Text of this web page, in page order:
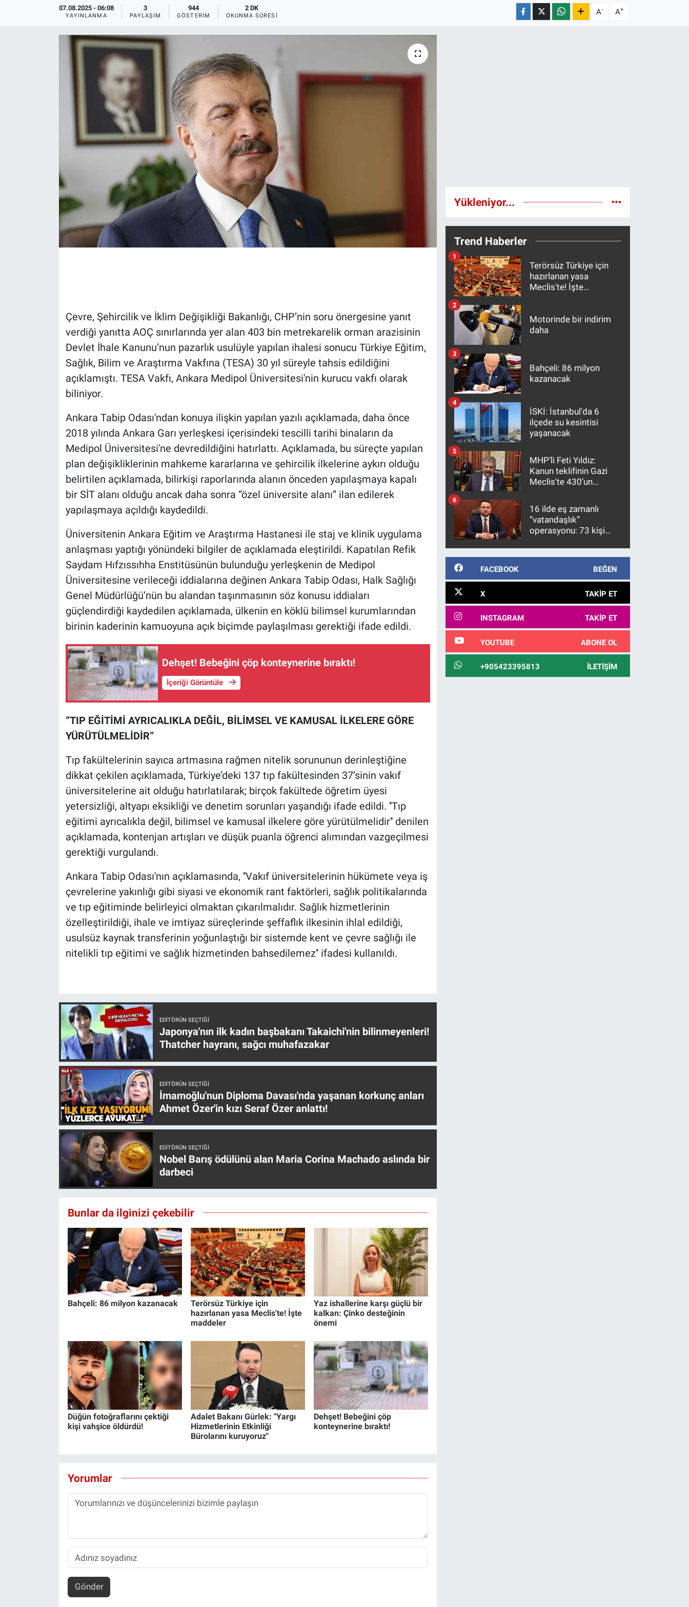
07.08.2025 - 06:08
YAYINLANMA
3
PAYLAŞIM
944
GÖSTERIM
2 DK
OKUNMA SÜRESI A- A+
Çevre, Şehircilik ve İklim Değişikliği Bakanlığı, CHP’nin soru önergesine yanıt
verdiği yanıtta AOÇ sınırlarında yer alan 403 bin metrekarelik orman arazisinin
Devlet İhale Kanunu’nun pazarlık usulüyle yapılan ihalesi sonucu Türkiye Eğitim,
Sağlık, Bilim ve Araştırma Vakfına (TESA) 30 yıl süreyle tahsis edildiğini
açıklamıştı. TESA Vakfı, Ankara Medipol Üniversitesi'nin kurucu vakfı olarak
biliniyor.
Ankara Tabip Odası'ndan konuya ilişkin yapılan yazılı açıklamada, daha önce
2018 yılında Ankara Garı yerleşkesi içerisindeki tescilli tarihi binaların da
Medipol Üniversitesi'ne devredildiğini hatırlattı. Açıklamada, bu süreçte yapılan
plan değişikliklerinin mahkeme kararlarına ve şehircilik ilkelerine aykırı olduğu
belirtilen açıklamada, bilirkişi raporlarında alanın önceden yapılaşmaya kapalı
bir SİT alanı olduğu ancak daha sonra “özel üniversite alanı” ilan edilerek
yapılaşmaya açıldığı kaydedildi.
Üniversitenin Ankara Eğitim ve Araştırma Hastanesi ile staj ve klinik uygulama
anlaşması yaptığı yönündeki bilgiler de açıklamada eleştirildi. Kapatılan Refik
Saydam Hıfzıssıhha Enstitüsünün bulunduğu yerleşkenin de Medipol
Üniversitesine verileceği iddialarına değinen Ankara Tabip Odası, Halk Sağlığı
Genel Müdürlüğü’nün bu alandan taşınmasının söz konusu iddiaları
güçlendirdiği kaydedilen açıklamada, ülkenin en köklü bilimsel kurumlarından
birinin kaderinin kamuoyuna açık biçimde paylaşılması gerektiği ifade edildi.
Dehşet! Bebeğini çöp konteynerine bıraktı!
İçeriği Görüntüle
“TIP EĞİTİMİ AYRICALIKLA DEĞİL, BİLİMSEL VE KAMUSAL İLKELERE GÖRE
YÜRÜTÜLMELİDİR”
Tıp fakültelerinin sayıca artmasına rağmen nitelik sorununun derinleştiğine
dikkat çekilen açıklamada, Türkiye’deki 137 tıp fakültesinden 37’sinin vakıf
üniversitelerine ait olduğu hatırlatılarak; birçok fakültede öğretim üyesi
yetersizliği, altyapı eksikliği ve denetim sorunları yaşandığı ifade edildi. ''Tıp
eğitimi ayrıcalıkla değil, bilimsel ve kamusal ilkelere göre yürütülmelidir'' denilen
açıklamada, kontenjan artışları ve düşük puanla öğrenci alımından vazgeçilmesi
gerektiği vurgulandı.
Ankara Tabip Odası'nın açıklamasında, ''Vakıf üniversitelerinin hükümete veya iş
çevrelerine yakınlığı gibi siyasi ve ekonomik rant faktörleri, sağlık politikalarında
ve tıp eğitiminde belirleyici olmaktan çıkarılmalıdır. Sağlık hizmetlerinin
özelleştirildiği, ihale ve imtiyaz süreçlerinde şeffaflık ilkesinin ihlal edildiği,
usulsüz kaynak transferinin yoğunlaştığı bir sistemde kent ve çevre sağlığı ile
nitelikli tıp eğitimi ve sağlık hizmetinden bahsedilemez'' ifadesi kullanıldı.
EDITÖRÜN SEÇTIĞI
Japonya'nın ilk kadın başbakanı Takaichi'nin bilinmeyenleri!
Thatcher hayranı, sağcı muhafazakar
EDITÖRÜN SEÇTIĞI
İmamoğlu'nun Diploma Davası'nda yaşanan korkunç anları
Ahmet Özer'in kızı Seraf Özer anlattı!
EDITÖRÜN SEÇTIĞI
Nobel Barış ödülünü alan Maria Corina Machado aslında bir
darbeci
Bunlar da ilginizi çekebilir
Bahçeli: 86 milyon kazanacak
Terörsüz Türkiye için
hazırlanan yasa Meclis'te! İşte
maddeler
Yaz ishallerine karşı güçlü bir
kalkan: Çinko desteğinin
önemi
Düğün fotoğraflarını çektiği
kişi vahşice öldürdü!
Adalet Bakanı Gürlek: "Yargı
Hizmetlerinin Etkinliği
Bürolarını kuruyoruz"
Dehşet! Bebeğini çöp
konteynerine bıraktı!
Yorumlar
Gönder
Yükleniyor...
Trend Haberler
Terörsüz Türkiye için
hazırlanan yasa
Meclis'te! İşte
1
Motorinde bir indirim
daha
2
Bahçeli: 86 milyon
kazanacak
3
İSKİ: İstanbul'da 6
ilçede su kesintisi
yaşanacak
4
MHP’li Feti Yıldız:
Kanun teklifinin Gazi
Meclis'te 430’un
kanunlaşacağı
görülmektedir
5
16 ilde eş zamanlı
“vatandaşlık”
operasyonu: 73 kişi
6
FACEBOOK BEĞEN
X TAKIP ET
INSTAGRAM TAKIP ET
YOUTUBE ABONE OL
+905423395813 İLETIŞIM
Ege'den Esintiler
Gerçeğin İzinde
Gün Başlıyor
Gün Bitiyor
Gün Ortası
Koronavirüs
Ne demişti
Programlar
Teknoloji
Türkiye'nin Geleceği
Türkiye'nin Gündemi
Yerel Gündem
Yerel Yaşam
Canlı Yayın